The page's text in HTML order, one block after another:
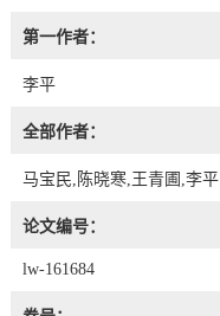
第一作者：
李平
全部作者：
马宝民,陈晓寒,王青圃,李平
论文编号：
lw-161684